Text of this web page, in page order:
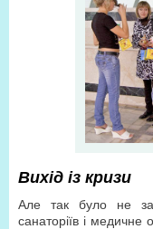
Вихід із кризи
Але так було не
санаторіїв і медичне